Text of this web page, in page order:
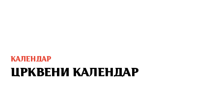
КАЛЕНДАР
ЦРКВЕНИ КАЛЕНДАР